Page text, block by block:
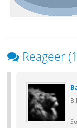
Reageer